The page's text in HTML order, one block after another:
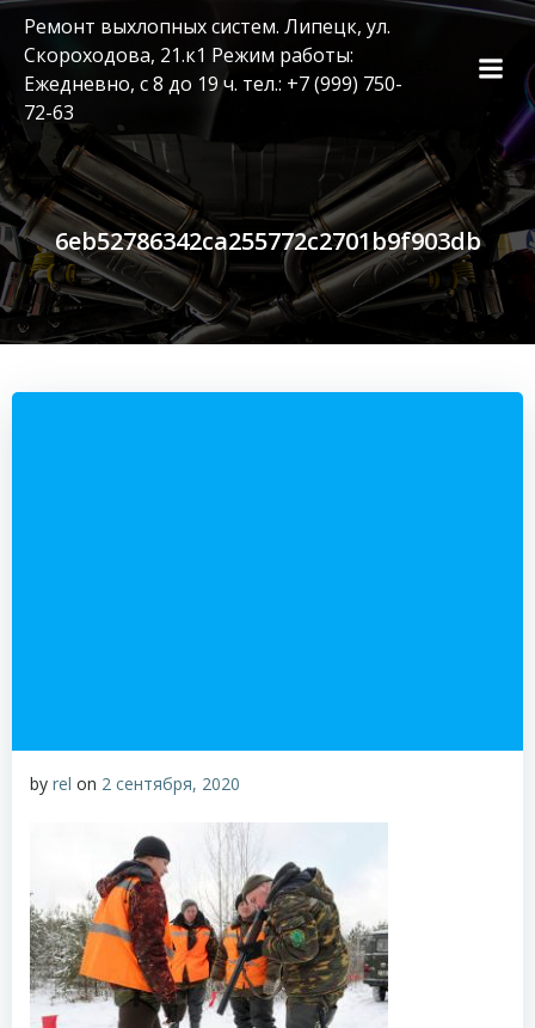
Перейти
к
содержимому
Ремонт выхлопных систем. Липецк, ул.
Скороходова, 21.к1 Режим работы:
Ежедневно, с 8 до 19 ч. тел.: +7 (999) 750-
72-63
6eb52786342ca255772c2701b9f903db
by rel on 2 сентября, 2020